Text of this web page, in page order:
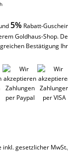
5% Rabatt-
Goldhaus-Shop.
Bestätigung
inkl. gesetzlicher